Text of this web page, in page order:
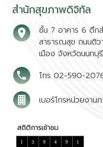
สำนักสุขภาพดิจิทัล
ชั้น 7 อาคาร 6 ตึก
สาธารณสุข ถนนติ
เมือง จังหวัดนนทบุ
โทร 02-590-
เบอร์โทรหน่วยงานภ
1 3 9 4 9 1